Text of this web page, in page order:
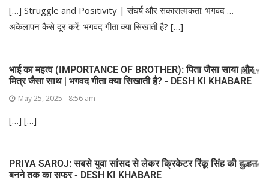
[…] Struggle and Positivity | संघर्ष और सकारात्मकता: भगवद …
अकेलापन कैसे दूर करें: भगवद गीता क्या सिखाती है? […]
भाई का महत्व (IMPORTANCE OF BROTHER): पिता जैसा साया और
मित्र जैसा साथ | भगवद गीता क्या सिखाती है? - DESH KI KHABARE
May 25, 2025 - 8:56 am
[…] […]
REPLY
PRIYA SAROJ: सबसे युवा सांसद से लेकर क्रिकेटर रिंकू सिंह की दुल्हन
बनने तक का सफर - DESH KI KHABARE
REPLY